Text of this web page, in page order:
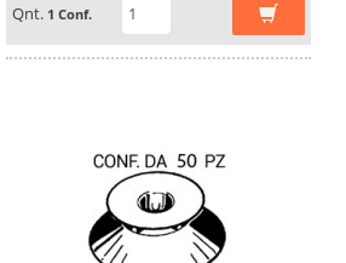
Qnt. 1 Conf.